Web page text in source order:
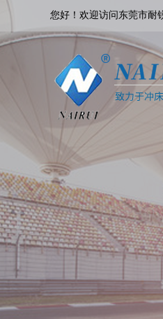
您好！欢迎访问东莞市耐